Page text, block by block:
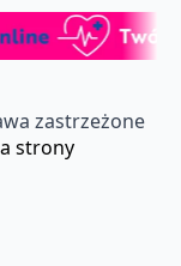
zastrzeżone
strony